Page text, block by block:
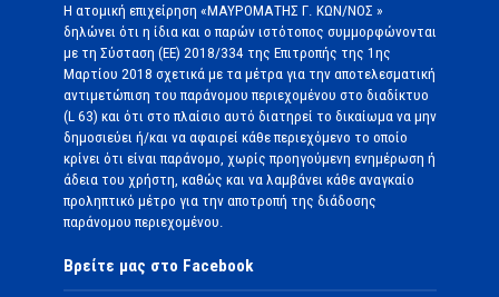
Η ατομική επιχείρηση «ΜΑΥΡΟΜΑΤΗΣ Γ. ΚΩΝ/ΝΟΣ »
δηλώνει ότι η ίδια και ο παρών ιστότοπος συμμορφώνονται
με τη Σύσταση (ΕΕ) 2018/334 της Επιτροπής της 1ης
Μαρτίου 2018 σχετικά με τα μέτρα για την αποτελεσματική
αντιμετώπιση του παράνομου περιεχομένου στο διαδίκτυο
(L 63) και ότι στο πλαίσιο αυτό διατηρεί το δικαίωμα να μην
δημοσιεύει ή/και να αφαιρεί κάθε περιεχόμενο το οποίο
κρίνει ότι είναι παράνομο, χωρίς προηγούμενη ενημέρωση ή
άδεια του χρήστη, καθώς και να λαμβάνει κάθε αναγκαίο
προληπτικό μέτρο για την αποτροπή της διάδοσης
παράνομου περιεχομένου.
Βρείτε μας στο Facebook